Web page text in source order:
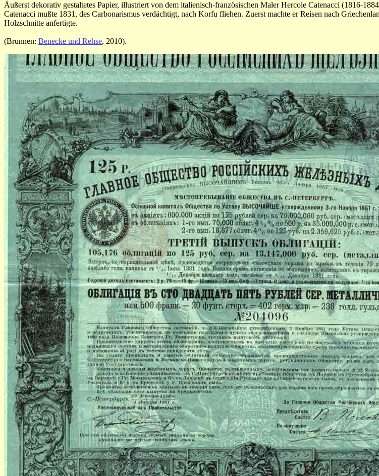
Äußerst dekorativ gestaltetes Papier, illustriert von dem italienisch-französischen Maler Hercole Catenacci (1816-
Catenacci mußte 1831, des Carbonarismus verdächtigt, nach Korfu fliehen. Zuerst machte er Reisen nach
Holzschnitte anfertigte.
(Brunnen: Benecke und Rehse, 2010).